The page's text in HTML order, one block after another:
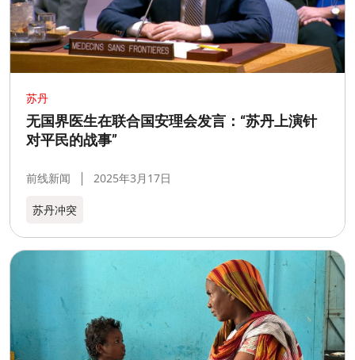
苏丹
无国界医生在联合国安理会发言：“苏丹上演针
对平民的战事”
前线新闻 2025年3月17日
苏丹冲突